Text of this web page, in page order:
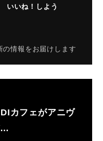
いいね！しよう
の情報をお届けします
カフェがアニヴ
…